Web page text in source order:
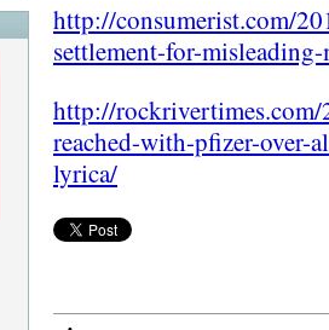
http://consumerist.com/
settlement-for-
http://
reached-with-pfizer-over-
lyrica/